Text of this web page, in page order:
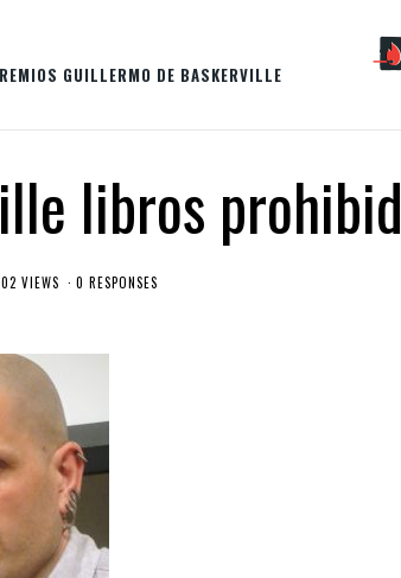
GUILLERMO DE BASKERVILLE
libros
VIEWS 0 RESPONSES